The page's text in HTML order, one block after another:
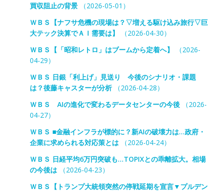
買収阻止の背景（2026-05-01）
ＷＢＳ【ナフサ危機の現場は？▽増える駆け込み旅行▽巨
大テック決算でＡＩ需要は】
（2026-04-30）
ＷＢＳ【「昭和レトロ」はブームから定着へ】
（2026-
04-29）
ＷＢＳ 日銀「利上げ」見送り 今後のシナリオ・課題
は？後藤キャスターが分析（2026-04-28）
ＷＢＳ AIの進化で変わるデータセンターの今後（2026-
04-27）
ＷＢＳ ■金融インフラが標的に？新AIの破壊力は…政府・
企業に求められる対応策とは（2026-04-24）
ＷＢＳ 日経平均6万円突破も…TOPIXとの乖離拡大。相場
の今後は（2026-04-23）
ＷＢＳ【トランプ大統領突然の停戦延期を宣言▼プルデン